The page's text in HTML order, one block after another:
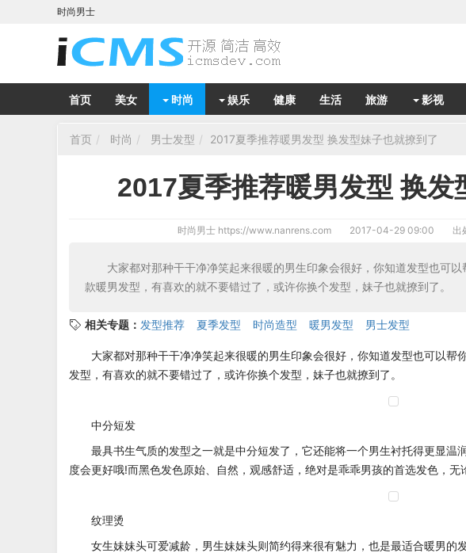
时尚男士
首页 美女 时尚 娱乐 健康 生活 旅游 影视
首页 时尚 男士发型 2017夏季推荐暖男发型 换发型妹子也就撩到了
2017夏季推荐暖男发型 换发
时尚男士 https://www.nanrens.com 2017-04-29 09:00 出
大家都对那种干干净净笑起来很暖的男生印象会很好，你知道发型也可
款暖男发型，有喜欢的就不要错过了，或许你换个发型，妹子也就撩到了。
相关专题： 发型推荐 夏季发型 时尚造型 暖男发型 男士发型
大家都对那种干干净净笑起来很暖的男生印象会很好，你知道发型也可以帮
发型，有喜欢的就不要错过了，或许你换个发型，妹子也就撩到了。
中分短发
最具书生气质的发型之一就是中分短发了，它还能将一个男生衬托得更显温
度会更好哦!而黑色发色原始、自然，观感舒适，绝对是乖乖男孩的首选发色，无
纹理烫
女生妹妹头可爱减龄，男生妹妹头则简约得来很有魅力，也是最适合暖男的